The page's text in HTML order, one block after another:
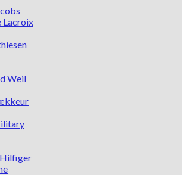
Lacroix
Weil